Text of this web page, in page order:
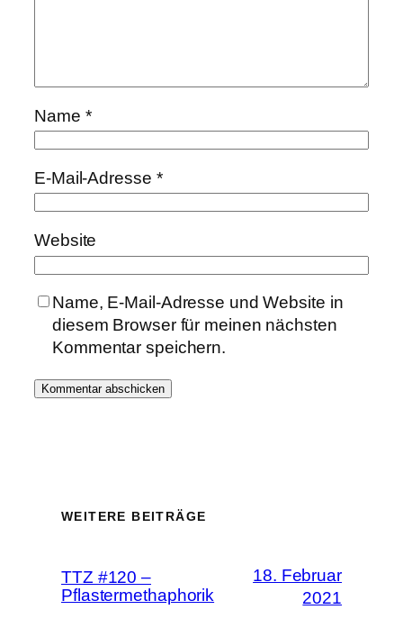
Name *
E-Mail-Adresse *
Website
Name, E-Mail-Adresse und Website in
diesem Browser für meinen nächsten
Kommentar speichern.
WEITERE BEITRÄGE
TTZ #120 –
Pflastermethaphorik
18. Februar
2021